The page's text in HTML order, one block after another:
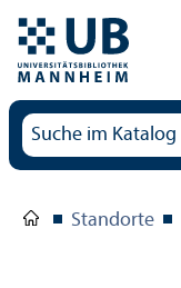
Standorte